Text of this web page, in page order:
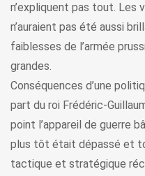
n’expliquent pas tout. Les
n’auraient pas été aussi
faiblesses de l’armée
grandes.
Conséquences d’une
part du roi Frédéric-
point l’appareil de guerre
plus tôt était dépassé et
tactique et stratégique